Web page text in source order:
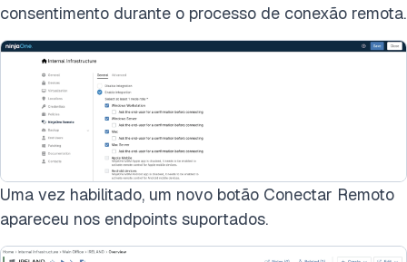
consentimento durante o processo de conexão remota.
Uma vez habilitado, um novo botão Conectar Remoto
apareceu nos endpoints suportados.